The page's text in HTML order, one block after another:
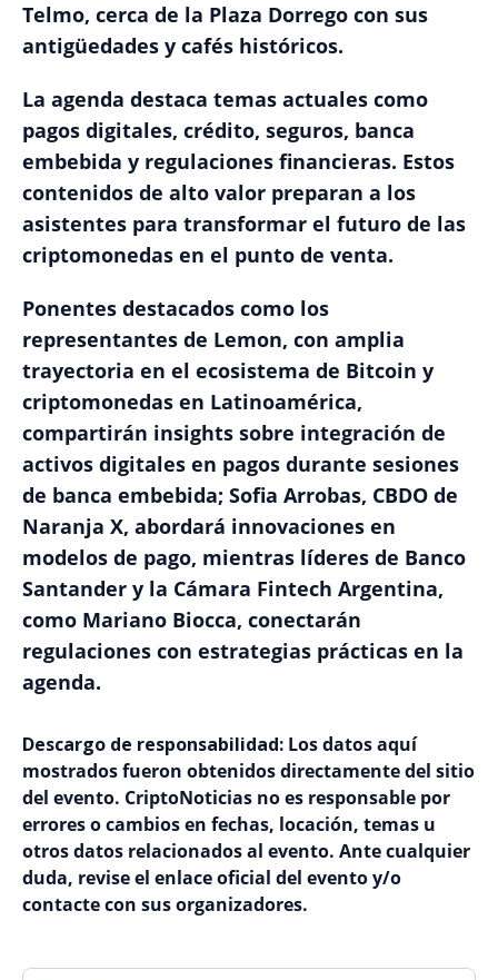
Telmo, cerca de la Plaza Dorrego con sus
antigüedades y cafés históricos.
La agenda destaca temas actuales como
pagos digitales, crédito, seguros, banca
embebida y regulaciones financieras. Estos
contenidos de alto valor preparan a los
asistentes para transformar el futuro de las
criptomonedas en el punto de venta.
Ponentes destacados como los
representantes de Lemon, con amplia
trayectoria en el ecosistema de Bitcoin y
criptomonedas en Latinoamérica,
compartirán insights sobre integración de
activos digitales en pagos durante sesiones
de banca embebida; Sofia Arrobas, CBDO de
Naranja X, abordará innovaciones en
modelos de pago, mientras líderes de Banco
Santander y la Cámara Fintech Argentina,
como Mariano Biocca, conectarán
regulaciones con estrategias prácticas en la
agenda.
Descargo de responsabilidad: Los datos aquí
mostrados fueron obtenidos directamente del sitio
del evento. CriptoNoticias no es responsable por
errores o cambios en fechas, locación, temas u
otros datos relacionados al evento. Ante cualquier
duda, revise el enlace oficial del evento y/o
contacte con sus organizadores.